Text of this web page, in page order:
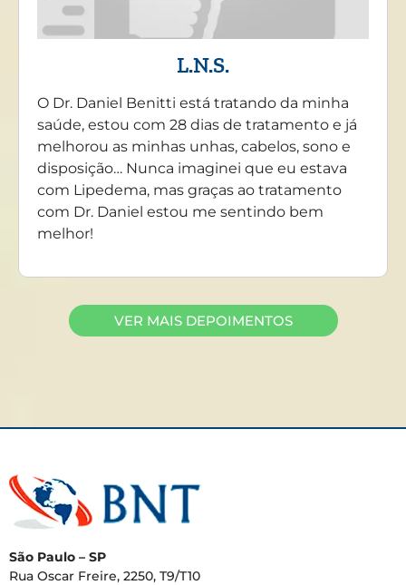
L.N.S.
O Dr. Daniel Benitti está tratando da minha
saúde, estou com 28 dias de tratamento e já
melhorou as minhas unhas, cabelos, sono e
disposição… Nunca imaginei que eu estava
com Lipedema, mas graças ao tratamento
com Dr. Daniel estou me sentindo bem
melhor!
VER MAIS DEPOIMENTOS
São Paulo – SP
Rua Oscar Freire, 2250, T9/T10